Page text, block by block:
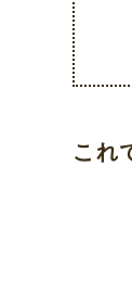
これ